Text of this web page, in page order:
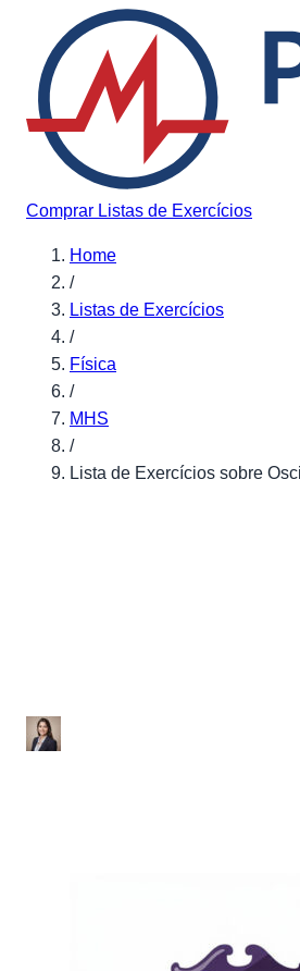
Pular para o conteúdo
Comprar Listas de Exercícios
Home
/
Listas de Exercícios
/
Física
/
MHS
/
Lista de Exercícios sobre